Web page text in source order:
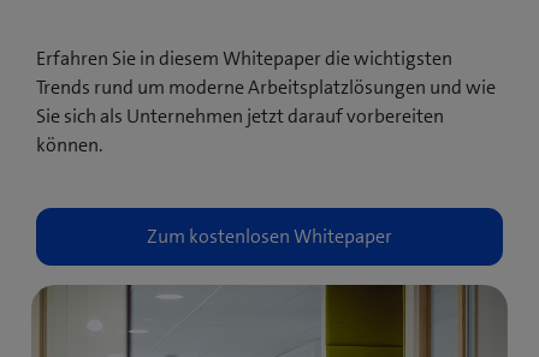
Erfahren Sie in diesem Whitepaper die wichtigsten
Trends rund um moderne Arbeitsplatzlösungen und wie
Sie sich als Unternehmen jetzt darauf vorbereiten
können.